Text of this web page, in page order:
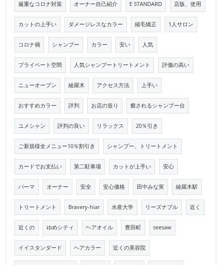
厳重なコロナ対策 オーナー自己紹介 E STANDARD 店版、使用
カットの上手い ダメージレスなカラー 縮毛矯正 1人サロン
コロナ禍 シャンプー カラー 安い 人気
プライベート空間 人気シャンプートリートメント 評価の高い
ニューオープン 綾羅木 アクセス方法 上手い
おすすめカラー 評判 お店の造り 癒されるシャンプー台
ユメシャン 評判の良い リラックス 20％引き
ご新規様全メニュー10％割引き シャンプー、トリートメント
カードでお支払い 第二駐車場 カットが上手い 安心
パーマ オーナー 安全 安心価格 田中みな実 綾羅木駅
トリートメント Bravery-hiar 水産大学 リーズナブル 近く
近くの ゆめシティ ヘアオイル 豊田町 seesaw
イイスタンダード ヘアカラー 近くの美容院